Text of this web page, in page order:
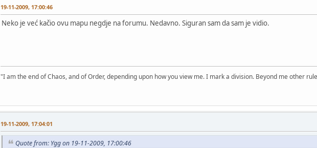
19-11-2009, 17:00:46
Neko je već kačio ovu mapu negdje na forumu. Nedavno. Siguran sam da sam je vidio.
"I am the end of Chaos, and of Order, depending upon how you view me. I mark a division. Beyond me other
19-11-2009, 17:04:01
Quote from: Ygg on 19-11-2009, 17:00:46